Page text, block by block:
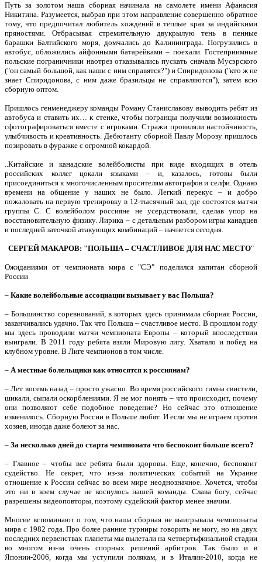
Путь за золотом наша сборная начинала на самолете имени Афанасия
Никитина. Разумеется, выбрав при этом направление совершенно обратное
тому, что предпочитал любитель хождений в теплые края за индийскими
пряностями. Отбрасывая стремительную двукрылую тень в пенные
барашки Балтийского моря, домчались до Калининграда. Погрузились в
автобус, обложились айфонными батарейками – поехали. Гостеприимные
польские пограничники наотрез отказывались пускать сначала Мусэрского
("он самый большой, как наши с ним справятся?") и Спиридонова ("кто ж не
знает Спиридонова, с ним даже бразильцы не справляются"), затем всю
сборную оптом.
Пришлось генменеджеру команды Роману Станиславову выводить ребят из
автобуса и ставить их… к стенке, чтобы погранцы получили возможность
сфотографироваться вместе с игроками. Стражи проявляли настойчивость,
улыбчивость и креативность. Дебютанту сборной Павлу Морозу пришлось
позировать в фуражке с огромной кокардой.
..Китайские и канадские волейболисты при виде входящих в отель
российских коллег цокали языками – и, казалось, готовы были
присоединиться к многочисленным просителям автографов и селфи. Однако
времени на общение у наших не было. Легкий перекус – и добро
пожаловать на первую тренировку в 12-тысячный зал, где состоятся матчи
группы С. С волейболом россияне не усердствовали, сделав упор на
восстановительную физику. Лирика – с детальным разбором игры канадцев
и последней заточкой атакующих комбинаций – начнется сегодня.
СЕРГЕЙ МАКАРОВ: "ПОЛЬША – СЧАСТЛИВОЕ ДЛЯ НАС МЕСТО"
Ожиданиями от чемпионата мира с "СЭ" поделился капитан сборной
России
– Какие волейбольные ассоциации вызывает у вас Польша?
– Большинство соревнований, в которых здесь принимала сборная России,
заканчивались удачно. Так что Польша – счастливое место. В прошлом году
мы здесь проводили матчи чемпионата Европы – который впоследствии
выиграли. В 2011 году ребята взяли Мировую лигу. Хватало и побед на
клубном уровне. В Лиге чемпионов в том числе.
– А местные болельщики как относятся к россиянам?
– Лет восемь назад – просто ужасно. Во время российского гимна свистели,
шикали, сыпали оскорблениями. Я не мог понять – что происходит, почему
они позволяют себе подобное поведение? Но сейчас это отношение
изменилось. Сборную России в Польше любят. И если мы не играем против
хозяев, иногда даже болеют за нас.
– За несколько дней до старта чемпионата что беспокоит больше всего?
– Главное – чтобы все ребята были здоровы. Еще, конечно, беспокоит
судейство. Не секрет, что из-за политических событий на Украине
отношение к России сейчас во всем мире неоднозначное. Хочется, чтобы
это ни в коем случае не коснулось нашей команды. Слава богу, сейчас
разрешены видеоповторы, поэтому судейский фактор менее значим.
Многие вспоминают о том, что наша сборная не выигрывала чемпионаты
мира с 1982 года. Про более ранние турниры говорить не могу, но на двух
последних первенствах планеты мы вылетали на четвертьфинальной стадии
во многом из-за очень спорных решений арбитров. Так было и в
Японии-2006, когда мы уступили полякам, и в Италии-2010, когда не